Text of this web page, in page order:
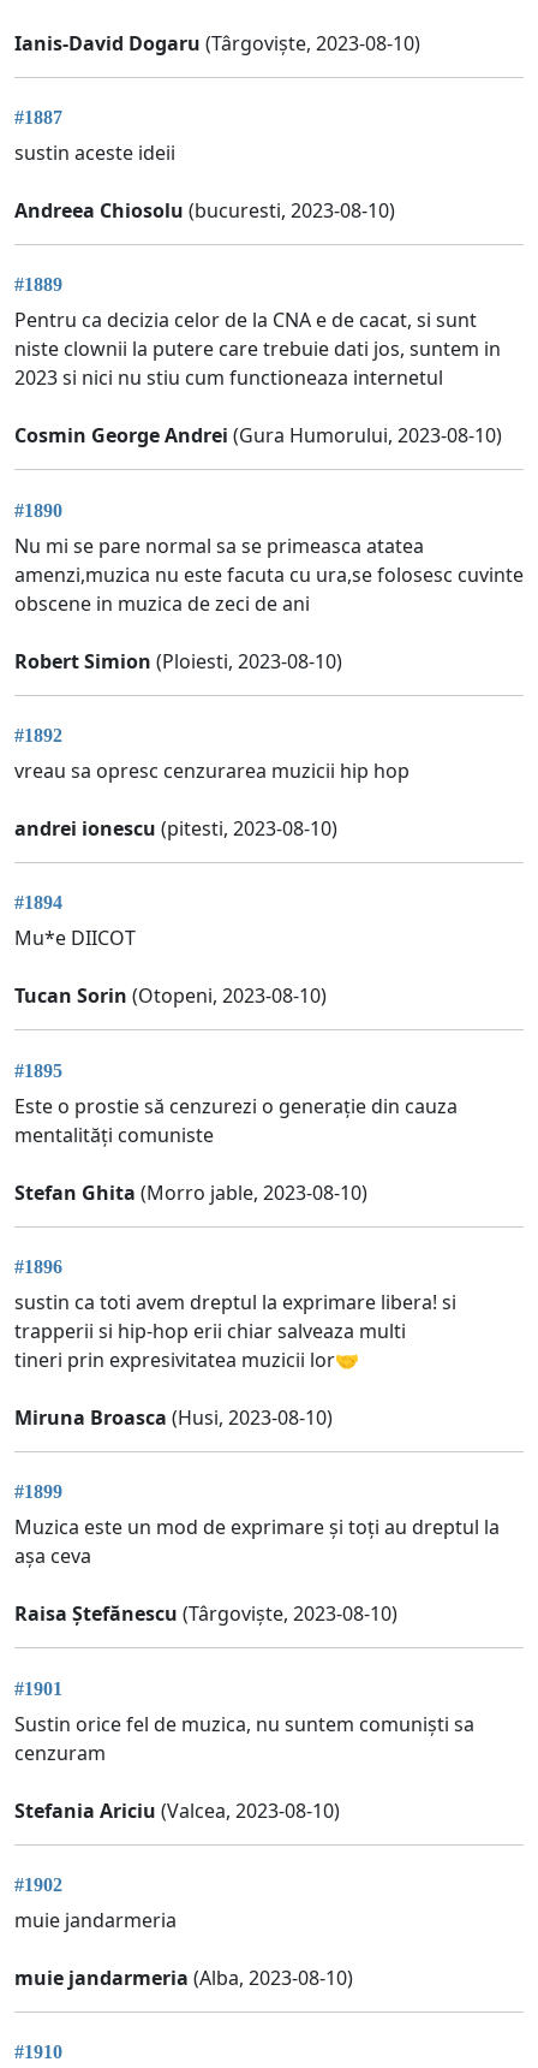
Ianis-David Dogaru (Târgoviște, 2023-08-10)
#1887
sustin aceste ideii
Andreea Chiosolu (bucuresti, 2023-08-10)
#1889
Pentru ca decizia celor de la CNA e de cacat, si sunt
niste clownii la putere care trebuie dati jos, suntem in
2023 si nici nu stiu cum functioneaza internetul
Cosmin George Andrei (Gura Humorului, 2023-08-10)
#1890
Nu mi se pare normal sa se primeasca atatea
amenzi,muzica nu este facuta cu ura,se folosesc cuvinte
obscene in muzica de zeci de ani
Robert Simion (Ploiesti, 2023-08-10)
#1892
vreau sa opresc cenzurarea muzicii hip hop
andrei ionescu (pitesti, 2023-08-10)
#1894
Mu*e DIICOT
Tucan Sorin (Otopeni, 2023-08-10)
#1895
Este o prostie să cenzurezi o generație din cauza
mentalități comuniste
Stefan Ghita (Morro jable, 2023-08-10)
#1896
sustin ca toti avem dreptul la exprimare libera! si
trapperii si hip-hop erii chiar salveaza multi
tineri prin expresivitatea muzicii lor🤝
Miruna Broasca (Husi, 2023-08-10)
#1899
Muzica este un mod de exprimare și toți au dreptul la
așa ceva
Raisa Ștefănescu (Târgoviște, 2023-08-10)
#1901
Sustin orice fel de muzica, nu suntem comuniști sa
cenzuram
Stefania Ariciu (Valcea, 2023-08-10)
#1902
muie jandarmeria
muie jandarmeria (Alba, 2023-08-10)
#1910